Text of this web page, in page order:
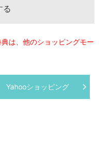
る
は、他のショッピングモー
Yahooショッピング